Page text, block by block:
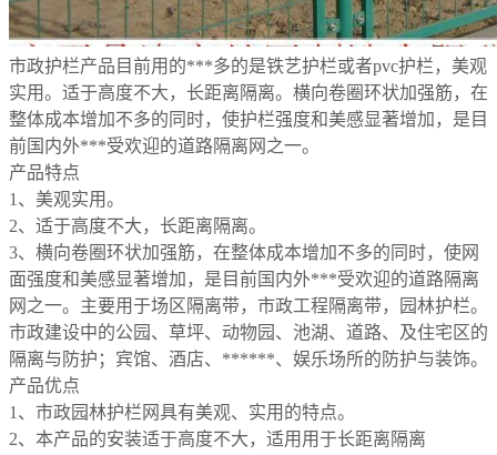
市政护栏产品目前用的***多的是铁艺护栏或者pvc护栏，美观
实用。适于高度不大，长距离隔离。横向卷圈环状加强筋，在
整体成本增加不多的同时，使护栏强度和美感显著增加，是目
前国内外***受欢迎的道路隔离网之一。
产品特点
1、美观实用。
2、适于高度不大，长距离隔离。
3、横向卷圈环状加强筋，在整体成本增加不多的同时，使网
面强度和美感显著增加，是目前国内外***受欢迎的道路隔离
网之一。主要用于场区隔离带，市政工程隔离带，园林护栏。
市政建设中的公园、草坪、动物园、池湖、道路、及住宅区的
隔离与防护；宾馆、酒店、******、娱乐场所的防护与装饰。
产品优点
1、市政园林护栏网具有美观、实用的特点。
2、本产品的安装适于高度不大，适用用于长距离隔离